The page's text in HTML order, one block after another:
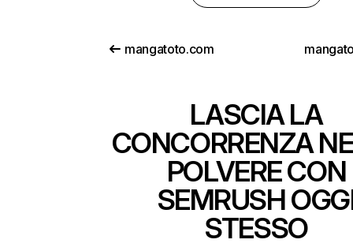
mangatoto.com
LASCIA LA
CONCORRENZA
POLVERE CON
SEMRUSH
STESSO